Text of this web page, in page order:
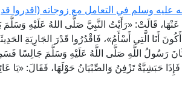
وسلم في التعامل مع زوجاته (اقدروا
قَالَتْ: «رَأَيْتُ النَّبِيَّ صَلَّى اللهُ عَلَيْهِ وَسَلَّمَ
أَنَا الَّتِي أَسْأَمُ»، فَاقْدُرُوا قَدْرَ الجَارِيَةِ
رَسُولُ اللَّهِ صَلَّى اللَّهُ عَلَيْهِ وَسَلَّمَ جَالِسًا
حَبَشِيَّةٌ تَزْفِنُ وَالصِّبْيَانُ حَوْلَهَا، فَقَالَ: